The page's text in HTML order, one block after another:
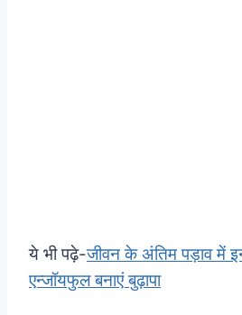
ये भी पढ़े-जीवन के अंतिम पड़ाव में
एन्जॉयफुल बनाएं बुढ़ापा